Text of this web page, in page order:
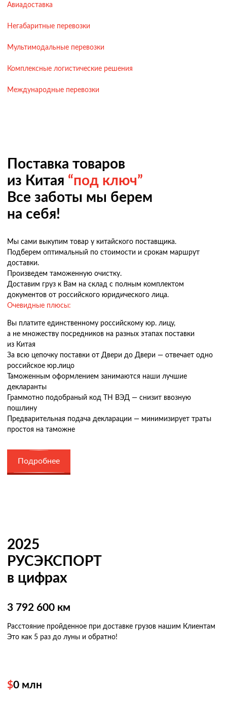
Авиадоставка
Негабаритные перевозки
Мультимодальные перевозки
Комплексные логистические решения
Международные перевозки
Поставка товаров
из Китая “под ключ”
Все заботы мы берем
на себя!
Мы сами выкупим товар у китайского поставщика.
Подберем оптимальный по стоимости и срокам маршрут
доставки.
Произведем таможенную очистку.
Доставим груз к Вам на склад с полным комплектом
документов от российского юридического лица.
Очевидные плюсы:
Вы платите единственному российскому юр. лицу,
а не множеству посредников на разных этапах поставки
из Китая
За всю цепочку поставки от Двери до Двери — отвечает одно
российское юр.лицо
Таможенным оформлением занимаются наши лучшие
декларанты
Граммотно подобраный код ТН ВЭД — снизит ввозную
пошлину
Предварительная подача декларации — минимизирует траты
простоя на таможне
Подробнее
2025
РУСЭКСПОРТ
в цифрах
3 792 600 км
Расстояние пройденное при доставке грузов нашим Клиентам
Это как 5 раз до луны и обратно!
$0 млн